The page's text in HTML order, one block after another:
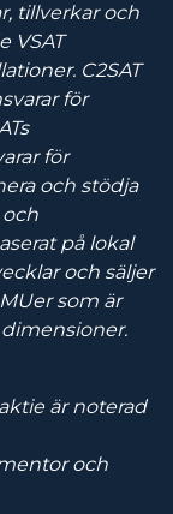
tillverkar och
VSAT
C2SAT
för
för
och stödja
på lokal
och säljer
som är
är noterad
och